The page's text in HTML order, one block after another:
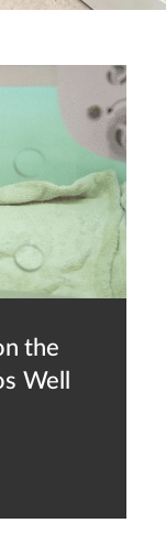
the
Well